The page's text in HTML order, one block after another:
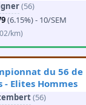
(56)
(6.15%) - 10/SEM
km)
du 56 de
- Elites Hommes
(56)